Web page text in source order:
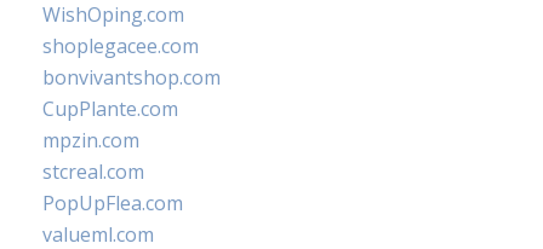
WishOping.com
shoplegacee.com
bonvivantshop.com
CupPlante.com
mpzin.com
stcreal.com
PopUpFlea.com
valueml.com